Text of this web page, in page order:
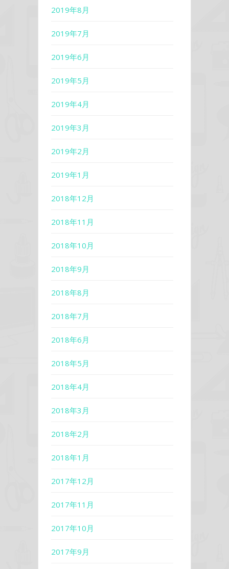
2019年8月
2019年7月
2019年6月
2019年5月
2019年4月
2019年3月
2019年2月
2019年1月
2018年12月
2018年11月
2018年10月
2018年9月
2018年8月
2018年7月
2018年6月
2018年5月
2018年4月
2018年3月
2018年2月
2018年1月
2017年12月
2017年11月
2017年10月
2017年9月